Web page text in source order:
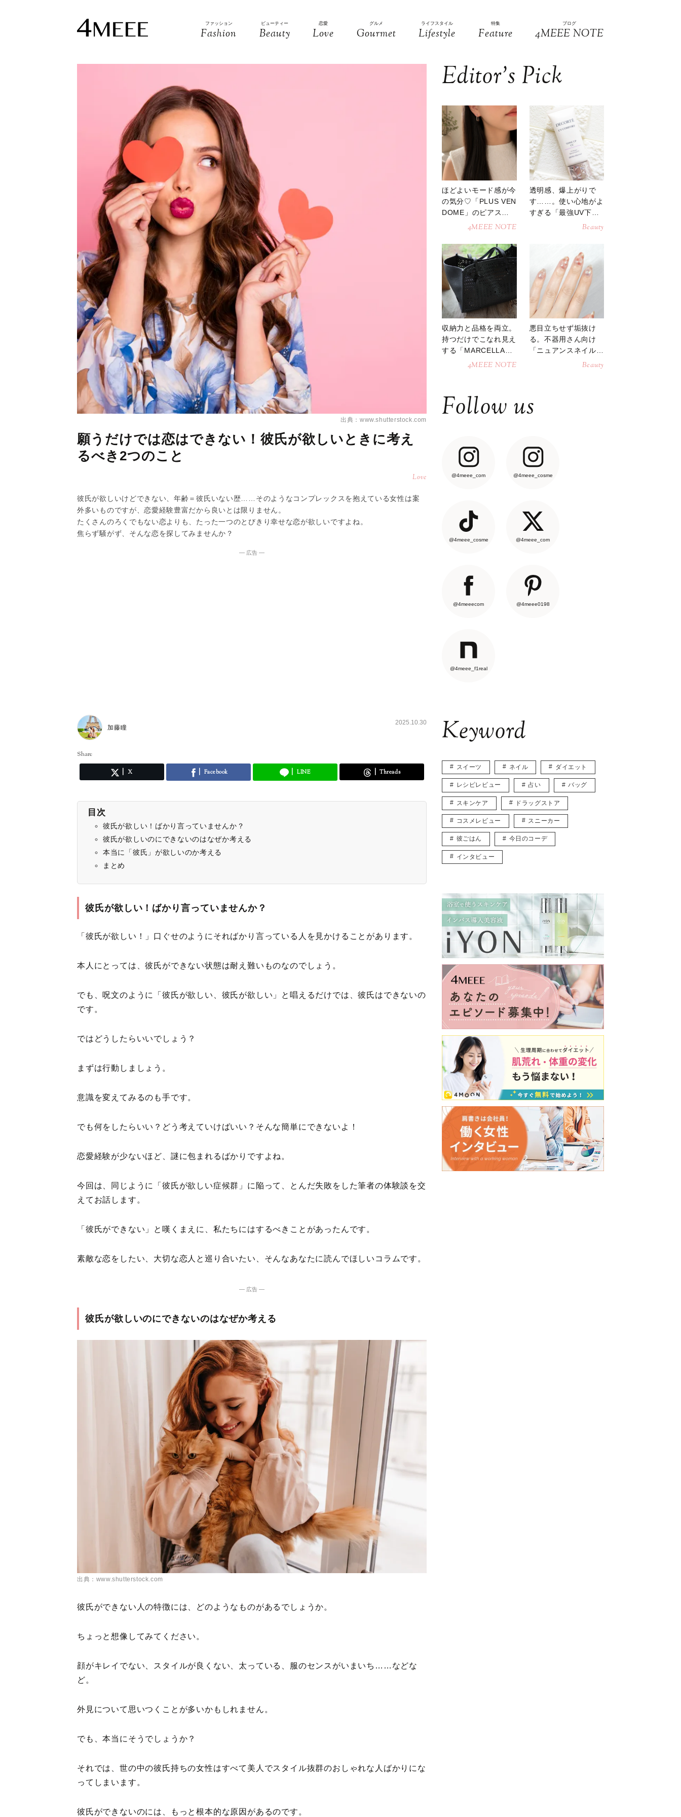
ファッション
Fashion
ビューティー
Beauty
恋愛
Love
グルメ
Gourmet
ライフスタイル
Lifestyle
特集
Feature
ブログ
4MEEE NOTE
出典：www.shutterstock.com
願うだけでは恋はできない！彼氏が欲しいときに考え
るべき2つのこと
Love
彼氏が欲しいけどできない、年齢＝彼氏いない歴……そのようなコンプレックスを抱えている女性は案
外多いものですが、恋愛経験豊富だから良いとは限りません。
たくさんのろくでもない恋よりも、たった一つのとびきり幸せな恋が欲しいですよね。
焦らず騒がず、そんな恋を探してみませんか？
― 広告 ―
加藤瞳
2025.10.30
Share
X Facebook LINE Threads
目次
彼氏が欲しい！ばかり言っていませんか？
彼氏が欲しいのにできないのはなぜか考える
本当に「彼氏」が欲しいのか考える
まとめ
彼氏が欲しい！ばかり言っていませんか？
「彼氏が欲しい！」口ぐせのようにそればかり言っている人を見かけることがあります。
本人にとっては、彼氏ができない状態は耐え難いものなのでしょう。
でも、呪文のように「彼氏が欲しい、彼氏が欲しい」と唱えるだけでは、彼氏はできないの
です。
ではどうしたらいいでしょう？
まずは行動しましょう。
意識を変えてみるのも手です。
でも何をしたらいい？どう考えていけばいい？そんな簡単にできないよ！
恋愛経験が少ないほど、謎に包まれるばかりですよね。
今回は、同じように「彼氏が欲しい症候群」に陥って、とんだ失敗をした筆者の体験談を交
えてお話します。
「彼氏ができない」と嘆くまえに、私たちにはするべきことがあったんです。
素敵な恋をしたい、大切な恋人と巡り合いたい、そんなあなたに読んでほしいコラムです。
― 広告 ―
彼氏が欲しいのにできないのはなぜか考える
出典：www.shutterstock.com
彼氏ができない人の特徴には、どのようなものがあるでしょうか。
ちょっと想像してみてください。
顔がキレイでない、スタイルが良くない、太っている、服のセンスがいまいち……などな
ど。
外見について思いつくことが多いかもしれません。
でも、本当にそうでしょうか？
それでは、世の中の彼氏持ちの女性はすべて美人でスタイル抜群のおしゃれな人ばかりにな
ってしまいます。
彼氏ができないのには、もっと根本的な原因があるのです。
Editor’s Pick
ほどよいモード感が今
の気分♡「PLUS VEN
DOME」のピアスが
4MEEE NOTE
透明感、爆上がりで
す……。使い心地がよ
すぎる「最強UV下
Beauty
収納力と品格を両立。
持つだけでこなれ見え
する「MARCELLAト
ートバッグ」4MEEE NOTE
悪目立ちせず垢抜け
る。不器用さん向け
「ニュアンスネイル」
Beauty
Follow us
@4meee_com @4meee_cosme
@4meee_cosme @4meee_com
@4meeecom @4meee0198
@4meee_f1real
Keyword
スイーツ ネイル ダイエット
レシピレビュー 占い バッグ
スキンケア ドラッグストア
コスメレビュー スニーカー
彼ごはん 今日のコーデ
インタビュー